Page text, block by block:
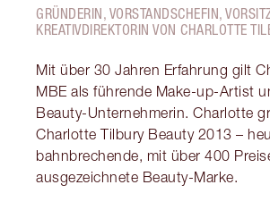
GRÜNDERIN, VORSTANDSCHEFIN,
KREATIVDIREKTORIN VON CHARLOTTE
Mit über 30 Jahren Erfahrung gilt
MBE als führende Make-up-Artist
Beauty-Unternehmerin. Charlotte
Charlotte Tilbury Beauty 2013 –
bahnbrechende, mit über 400
ausgezeichnete Beauty-Marke.